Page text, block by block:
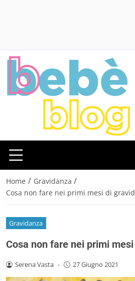
Home / Gravidanza /
Cosa non fare nei primi mesi di
Gravidanza
Cosa non fare nei primi
Serena Vasta - 27 Giugno 2021